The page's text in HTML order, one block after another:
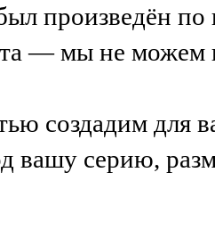
произведён
— мы не можем
создадим для
вашу серию,